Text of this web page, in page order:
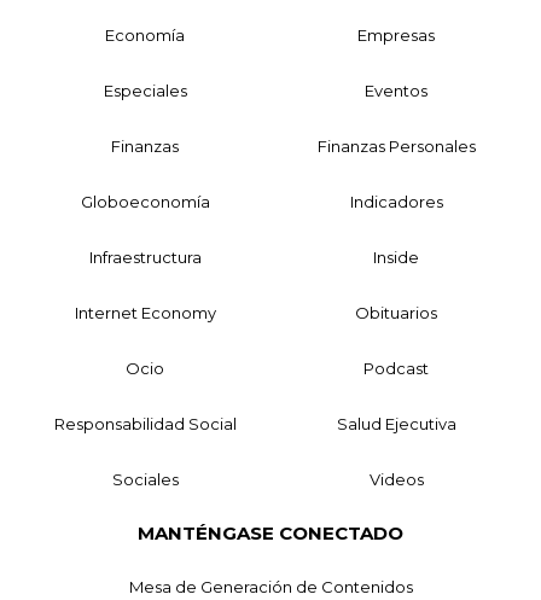
Economía Empresas
Especiales Eventos
Finanzas Finanzas Personales
Globoeconomía Indicadores
Infraestructura Inside
Internet Economy Obituarios
Ocio Podcast
Responsabilidad Social Salud Ejecutiva
Sociales Videos
MANTÉNGASE CONECTADO
Mesa de Generación de Contenidos